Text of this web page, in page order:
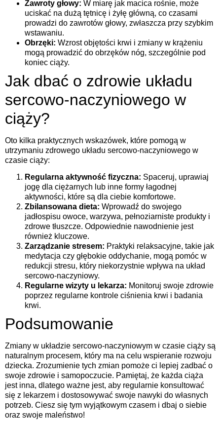
Zawroty głowy: W miarę jak macica rośnie, może
uciskać na dużą tętnicę i żyłę główną, co czasami
prowadzi do zawrotów głowy, zwłaszcza przy szybkim
wstawaniu.
Obrzęki: Wzrost objętości krwi i zmiany w krążeniu
mogą prowadzić do obrzęków nóg, szczególnie pod
koniec ciąży.
Jak dbać o zdrowie układu
sercowo-naczyniowego w
ciąży?
Oto kilka praktycznych wskazówek, które pomogą w
utrzymaniu zdrowego układu sercowo-naczyniowego w
czasie ciąży:
Regularna aktywność fizyczna: Spaceruj, uprawiaj
jogę dla ciężarnych lub inne formy łagodnej
aktywności, które są dla ciebie komfortowe.
Zbilansowana dieta: Wprowadź do swojego
jadłospisu owoce, warzywa, pełnoziarniste produkty i
zdrowe tłuszcze. Odpowiednie nawodnienie jest
również kluczowe.
Zarządzanie stresem: Praktyki relaksacyjne, takie jak
medytacja czy głębokie oddychanie, mogą pomóc w
redukcji stresu, który niekorzystnie wpływa na układ
sercowo-naczyniowy.
Regularne wizyty u lekarza: Monitoruj swoje zdrowie
poprzez regularne kontrole ciśnienia krwi i badania
krwi.
Podsumowanie
Zmiany w układzie sercowo-naczyniowym w czasie ciąży są
naturalnym procesem, który ma na celu wspieranie rozwoju
dziecka. Zrozumienie tych zmian pomoże ci lepiej zadbać o
swoje zdrowie i samopoczucie. Pamiętaj, że każda ciąża
jest inna, dlatego ważne jest, aby regularnie konsultować
się z lekarzem i dostosowywać swoje nawyki do własnych
potrzeb. Ciesz się tym wyjątkowym czasem i dbaj o siebie
oraz swoje maleństwo!